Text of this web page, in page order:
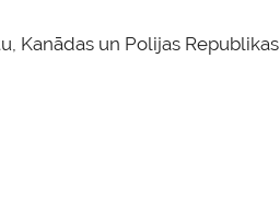
Kanādas un Polijas Republikas